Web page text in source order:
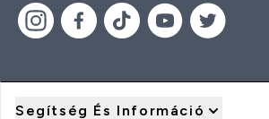
Segítség És Információ